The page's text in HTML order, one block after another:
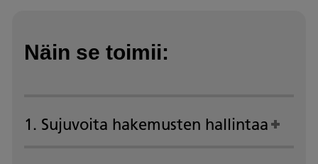
Näin se toimii:
1. Sujuvoita hakemusten hallintaa